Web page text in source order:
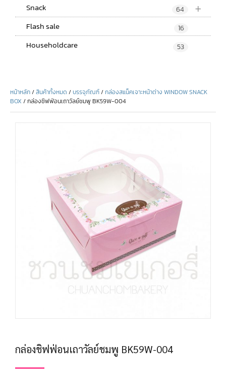
+
Snack 64
Flash sale 16
Householdcare 53
หน้าหลัก/สินค้าทั้งหมด /บรรจุภัณฑ์/กล่องสแน็คเจาะหน้าต่าง WINDOW SNACK
BOX / กล่องชิฟฟ่อนเถาวัลย์ชมพู BK59W-004
กล่องชิฟฟ่อนเถาวัลย์ชมพู BK59W-004